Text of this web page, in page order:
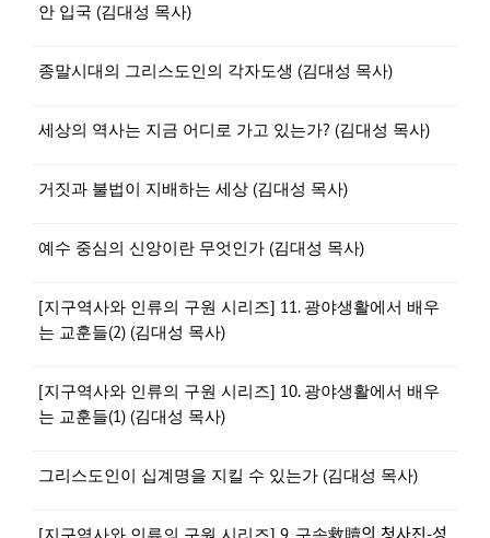
안 입국 (김대성 목사)
종말시대의 그리스도인의 각자도생 (김대성 목사)
세상의 역사는 지금 어디로 가고 있는가? (김대성 목사)
거짓과 불법이 지배하는 세상 (김대성 목사)
예수 중심의 신앙이란 무엇인가 (김대성 목사)
[지구역사와 인류의 구원 시리즈] 11. 광야생활에서 배우
는 교훈들(2) (김대성 목사)
[지구역사와 인류의 구원 시리즈] 10. 광야생활에서 배우
는 교훈들(1) (김대성 목사)
그리스도인이 십계명을 지킬 수 있는가 (김대성 목사)